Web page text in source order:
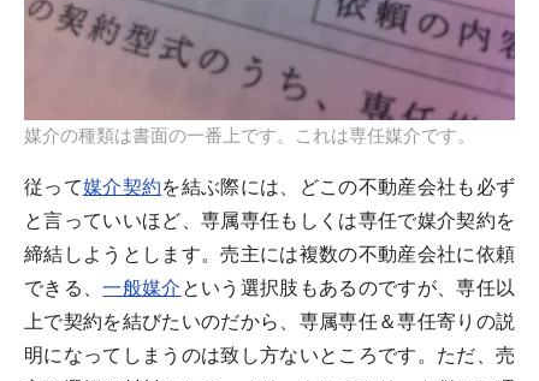
媒介の種類は書面の一番上です。これは専任媒介です。
従って媒介契約を結ぶ際には、どこの不動産会社も必ず
と言っていいほど、専属専任もしくは専任で媒介契約を
締結しようとします。売主には複数の不動産会社に依頼
できる、一般媒介 という選択肢もあるのですが、専任以
上で契約を結びたいのだから、専属専任＆専任寄りの説
明になってしまうのは致し方ないところです。ただ、売